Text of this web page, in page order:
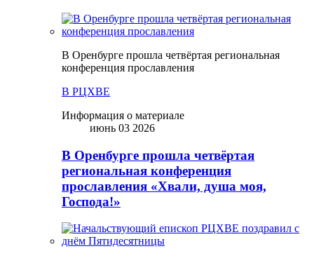
В Оренбурге прошла четвёртая региональная
конференция прославления
В РЦХВЕ
Информация о материале
июнь 03 2026
В Оренбурге прошла четвёртая
региональная конференция
прославления «Хвали, душа моя,
Господа!»